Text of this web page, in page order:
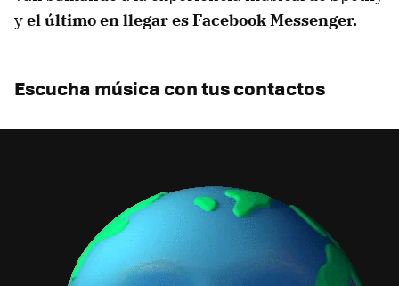
yel último en llegar es Facebook Messenger.
Escucha música con tus contactos